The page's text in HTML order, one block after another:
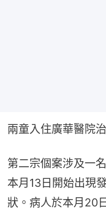
兩童入住廣華醫院
第二宗個案涉及一
本月13日開始出現
狀。病人於本月20